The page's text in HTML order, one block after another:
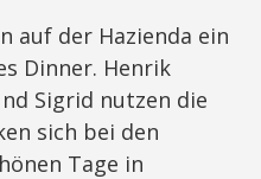
auf der Hazienda ein
Dinner. Henrik
Sigrid nutzen die
sich bei den
Tage in